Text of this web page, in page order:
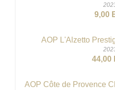
9,00
AOP L'Alzetto
44,00
AOP Côte de Provence